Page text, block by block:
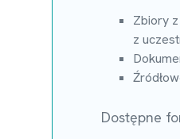
Zbiory
z
Dostępne